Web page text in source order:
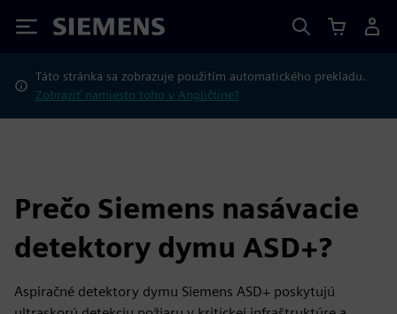
Siemens
Táto stránka sa zobrazuje použitím automatického prekladu.
Zobraziť namiesto toho v Angličtine?
Prečo Siemens nasávacie
detektory dymu ASD+?
Aspiračné detektory dymu Siemens ASD+ poskytujú